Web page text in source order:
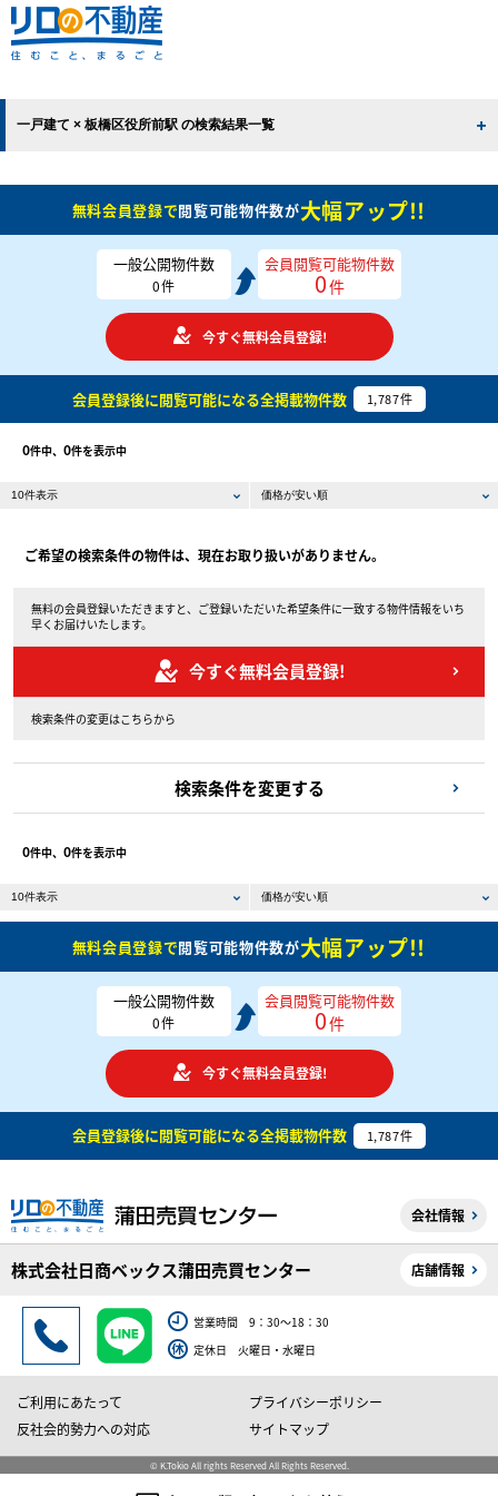
一戸建て × 板橋区役所前駅 の検索結果一覧
無料会員登録で閲覧可能物件数が大幅アップ!!
一般公開物件数
0件
会員閲覧可能物件数
0件
今すぐ無料会員登録!
会員登録後に閲覧可能になる全掲載物件数 1,787件
0件中、 0件を表示中
ご希望の検索条件の物件は、現在お取り扱いがありません。
無料の会員登録いただきますと、ご登録いただいた希望条件に一致する物件情報をいち
早くお届けいたします。
今すぐ無料会員登録!
検索条件の変更はこちらから
検索条件を変更する
0件中、 0件を表示中
無料会員登録で閲覧可能物件数が大幅アップ!!
一般公開物件数
0件
会員閲覧可能物件数
0件
今すぐ無料会員登録!
会員登録後に閲覧可能になる全掲載物件数 1,787件
会社情報
株式会社日商ベックス蒲田売買センター 店舗情報
営業時間 9：30～18：30
定休日 火曜日・水曜日
ご利用にあたって
プライバシーポリシー
反社会的勢力への対応
サイトマップ
© K.Tokio All rights Reserved All Rights Reserved.